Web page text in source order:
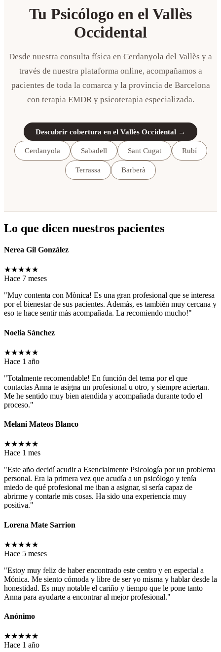
Tu Psicólogo en el Vallès
Occidental
Desde nuestra consulta física en Cerdanyola del Vallès y a
través de nuestra plataforma online, acompañamos a
pacientes de toda la comarca y la provincia de Barcelona
con terapia EMDR y psicoterapia especializada.
Descubrir cobertura en el Vallès Occidental →
Cerdanyola Sabadell Sant Cugat Rubí
Terrassa Barberà
Lo que dicen nuestros pacientes
Nerea Gil González
★★★★★
Hace 7 meses
"Muy contenta con Mònica! Es una gran profesional que se interesa
por el bienestar de sus pacientes. Además, es también muy cercana y
eso te hace sentir más acompañada. La recomiendo mucho!"
Noelia Sánchez
★★★★★
Hace 1 año
"Totalmente recomendable! En función del tema por el que
contactas Anna te asigna un profesional u otro, y siempre aciertan.
Me he sentido muy bien atendida y acompañada durante todo el
proceso."
Melani Mateos Blanco
★★★★★
Hace 1 mes
"Este año decidí acudir a Esencialmente Psicología por un problema
personal. Era la primera vez que acudía a un psicólogo y tenía
miedo de qué profesional me iban a asignar, si sería capaz de
abrirme y contarle mis cosas. Ha sido una experiencia muy
positiva."
Lorena Mate Sarrion
★★★★★
Hace 5 meses
"Estoy muy feliz de haber encontrado este centro y en especial a
Mónica. Me siento cómoda y libre de ser yo misma y hablar desde la
honestidad. Es muy notable el cariño y tiempo que le pone tanto
Anna para ayudarte a encontrar al mejor profesional."
Anónimo
★★★★★
Hace 1 año